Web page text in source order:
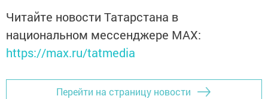
Читайте новости Татарстана в
национальном мессенджере MАХ:
https://max.ru/tatmedia
Перейти на страницу новости